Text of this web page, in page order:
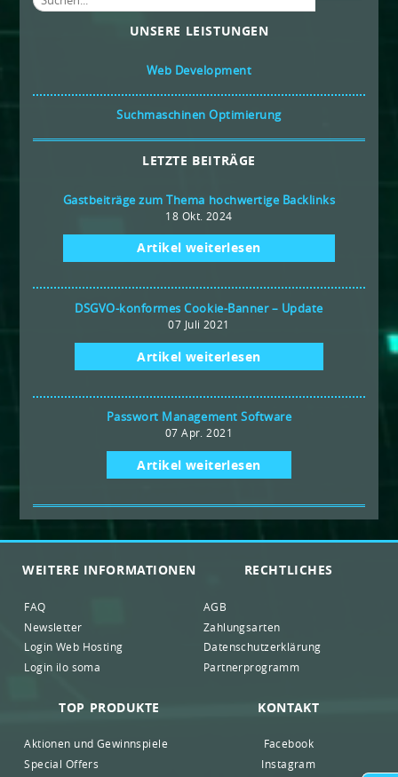
UNSERE LEISTUNGEN
Web Development
Suchmaschinen Optimierung
LETZTE BEITRÄGE
Gastbeiträge zum Thema hochwertige Backlinks
18 Okt. 2024
Artikel weiterlesen
DSGVO-konformes Cookie-Banner – Update
07 Juli 2021
Artikel weiterlesen
Passwort Management Software
07 Apr. 2021
Artikel weiterlesen
WEITERE INFORMATIONEN
FAQ
Newsletter
Login Web Hosting
Login ilo soma
RECHTLICHES
AGB
Zahlungsarten
Datenschutzerklärung
Partnerprogramm
TOP PRODUKTE
Aktionen und Gewinnspiele
Special Offers
KONTAKT
Facebook
Instagram